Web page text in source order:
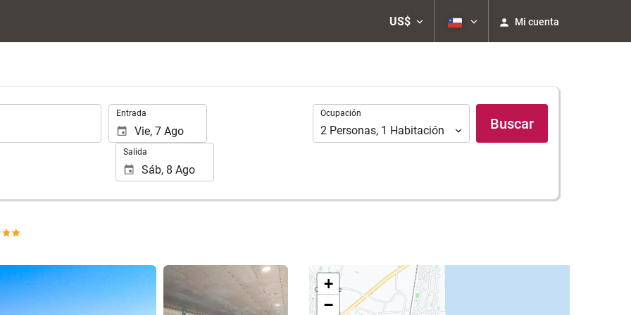
US$ Mi cuenta
Entrada
Salida
Ocupación
Ocupación
2 Personas, 1 Habitación Buscar
Ver 25 fotos
+
−